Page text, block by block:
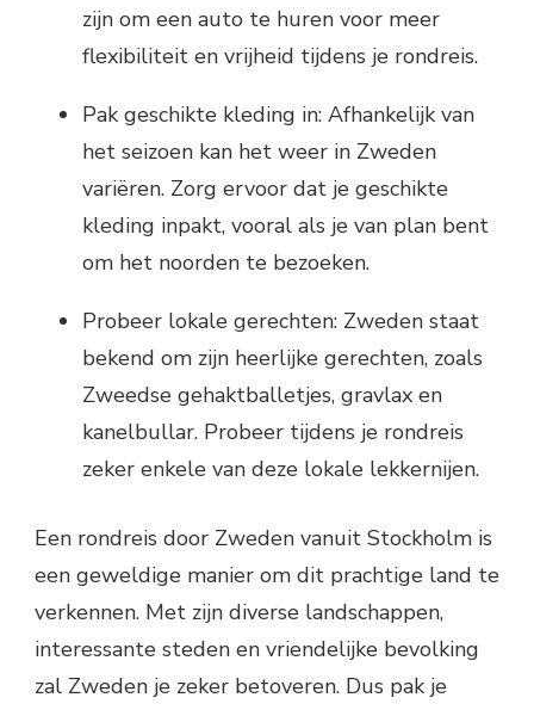
zijn om een auto te huren voor meer
flexibiliteit en vrijheid tijdens je rondreis.
Pak geschikte kleding in: Afhankelijk van
het seizoen kan het weer in Zweden
variëren. Zorg ervoor dat je geschikte
kleding inpakt, vooral als je van plan bent
om het noorden te bezoeken.
Probeer lokale gerechten: Zweden staat
bekend om zijn heerlijke gerechten, zoals
Zweedse gehaktballetjes, gravlax en
kanelbullar. Probeer tijdens je rondreis
zeker enkele van deze lokale lekkernijen.
Een rondreis door Zweden vanuit Stockholm is
een geweldige manier om dit prachtige land te
verkennen. Met zijn diverse landschappen,
interessante steden en vriendelijke bevolking
zal Zweden je zeker betoveren. Dus pak je